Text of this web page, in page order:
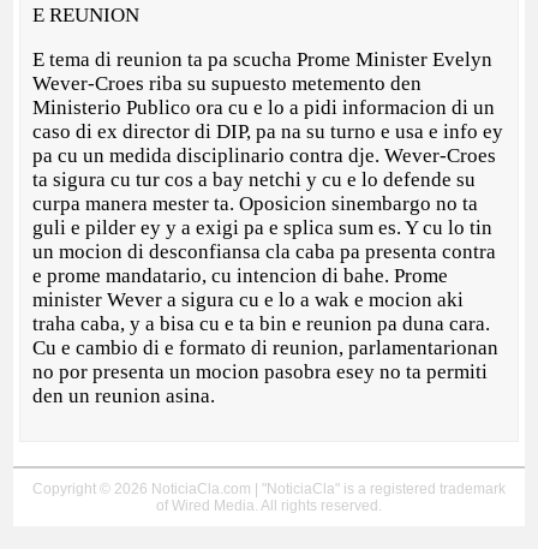
E REUNION
E tema di reunion ta pa scucha Prome Minister Evelyn
Wever-Croes riba su supuesto metemento den
Ministerio Publico ora cu e lo a pidi informacion di un
caso di ex director di DIP, pa na su turno e usa e info ey
pa cu un medida disciplinario contra dje. Wever-Croes
ta sigura cu tur cos a bay netchi y cu e lo defende su
curpa manera mester ta. Oposicion sinembargo no ta
guli e pilder ey y a exigi pa e splica sum es. Y cu lo tin
un mocion di desconfiansa cla caba pa presenta contra
e prome mandatario, cu intencion di bahe. Prome
minister Wever a sigura cu e lo a wak e mocion aki
traha caba, y a bisa cu e ta bin e reunion pa duna cara.
Cu e cambio di e formato di reunion, parlamentarionan
no por presenta un mocion pasobra esey no ta permiti
den un reunion asina.
Copyright © 2026 NoticiaCla.com | "NoticiaCla" is a registered trademark
of Wired Media. All rights reserved.